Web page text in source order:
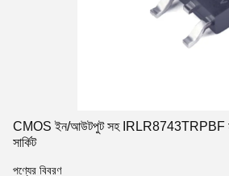
CMOS ইন/আউটপুট সহ IRLR8743TRPBF
সার্কিট
পণ্যের বিবরণ